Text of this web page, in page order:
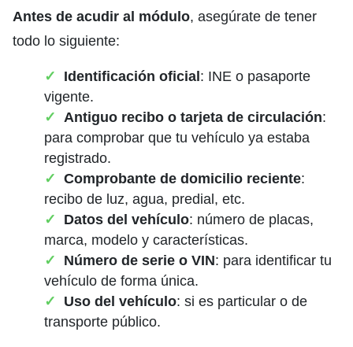
Antes de acudir al módulo, asegúrate de tener
todo lo siguiente:
Identificación oficial: INE o pasaporte
vigente.
Antiguo recibo o tarjeta de circulación:
para comprobar que tu vehículo ya estaba
registrado.
Comprobante de domicilio reciente:
recibo de luz, agua, predial, etc.
Datos del vehículo: número de placas,
marca, modelo y características.
Número de serie o VIN: para identificar tu
vehículo de forma única.
Uso del vehículo: si es particular o de
transporte público.